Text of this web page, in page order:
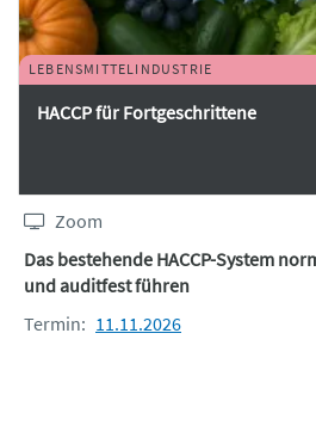
LEBENSMITTELINDUSTRIE
HACCP für Fortgeschrittene
Zoom
Das bestehende HACCP-System
und auditfest führen
Termin: 11.11.2026